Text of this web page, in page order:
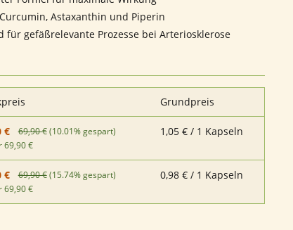
Astaxanthin und Piperin
für gefäßrelevante Prozesse bei Arteriosklerose
Grundpreis
€ 69,90 €(10.01% gespart)
69,90 €
1,05 € / 1 Kapseln
€ 69,90 €(15.74% gespart)
69,90 €
0,98 € / 1 Kapseln